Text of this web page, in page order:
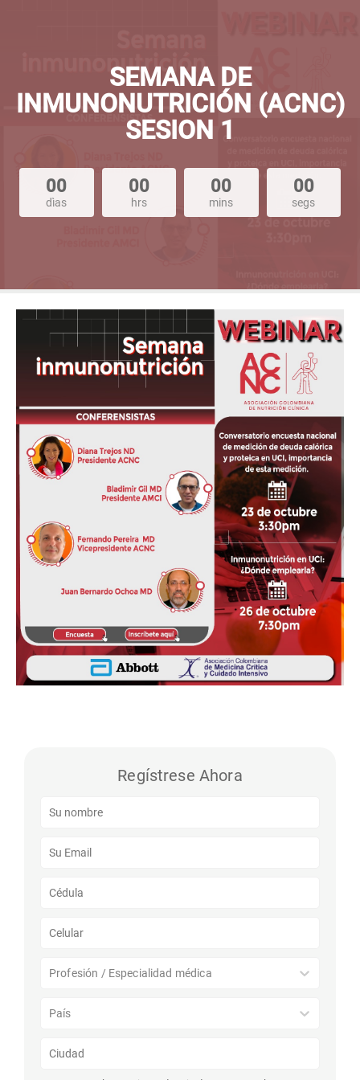
SEMANA DE
INMUNONUTRICIÓN (ACNC)
SESION 1
00
dìas
00
hrs
00
mins
00
segs
Regístrese Ahora
Profesión / Especialidad médica
País